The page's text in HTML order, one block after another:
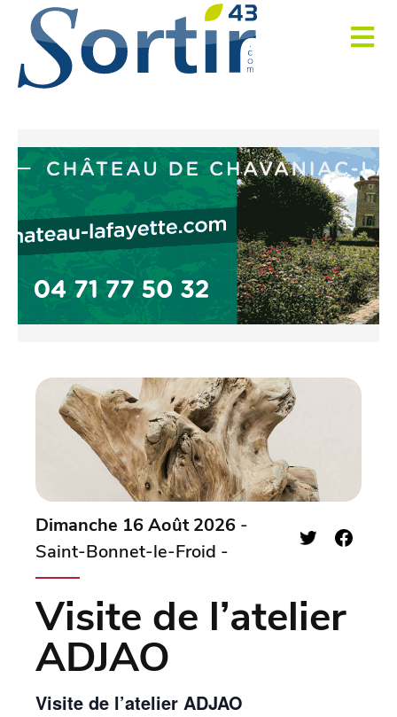
Dimanche 16 Août 2026 -
Saint-Bonnet-le-Froid -
Visite de l’atelier
ADJAO
Visite de l’atelier ADJAO